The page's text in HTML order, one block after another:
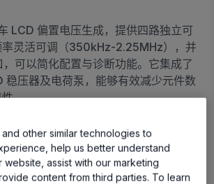
LCD 偏置电压生成，提供四路独立可
率灵活可调（350kHz-2.25MHz），并
可以简化配置与诊断功能。它集成了
稳压器及电荷泵，能够有效减少元件数
。
other similar technologies to
help us better understand
assist with our marketing
content from third parties. To learn